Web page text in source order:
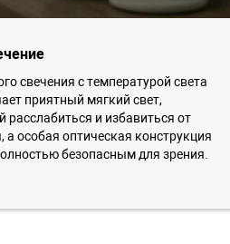
свечения с температурой света
приятный мягкий свет,
и избавиться от
а особая оптическая конструкция
безопасным для зрения.